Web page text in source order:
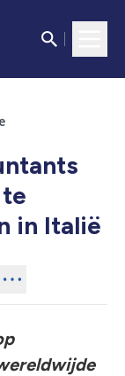
in Italië